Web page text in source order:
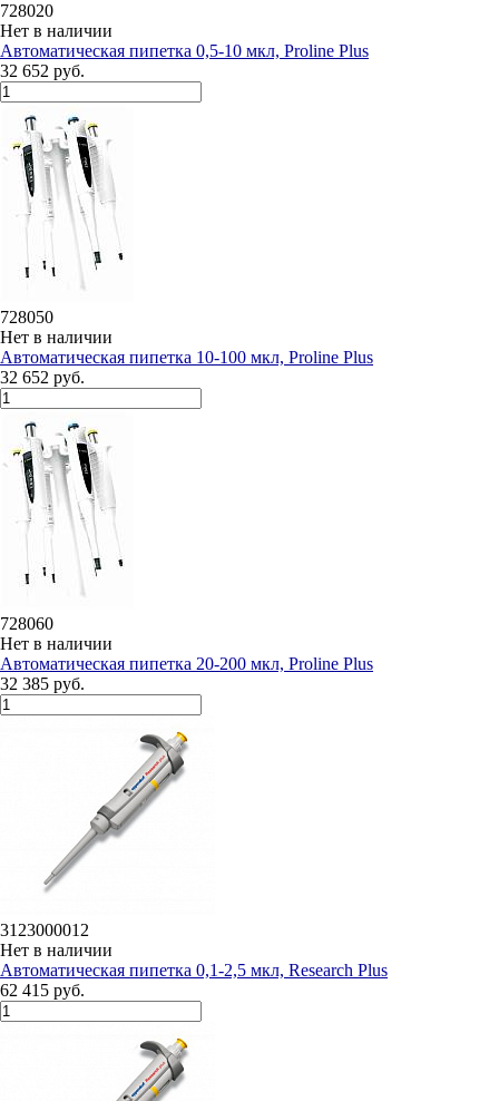
728020
Нет в наличии
Автоматическая пипетка 0,5-10 мкл, Proline Plus
32 652 руб.
728050
Нет в наличии
Автоматическая пипетка 10-100 мкл, Proline Plus
32 652 руб.
728060
Нет в наличии
Автоматическая пипетка 20-200 мкл, Proline Plus
32 385 руб.
3123000012
Нет в наличии
Автоматическая пипетка 0,1-2,5 мкл, Research Plus
62 415 руб.